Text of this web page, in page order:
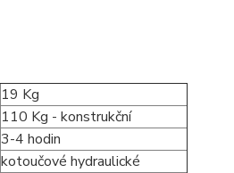
19 Kg
110 Kg - konstrukční
3-4 hodin
kotoučové hydraulické